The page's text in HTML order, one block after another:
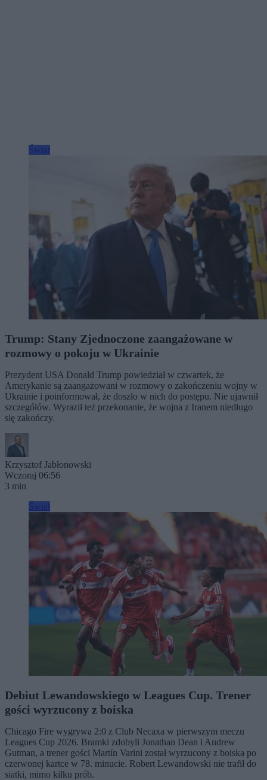
Trump: Stany Zjednoczone zaangażowane w
rozmowy o pokoju w Ukrainie
Prezydent USA Donald Trump powiedział w czwartek, że
Amerykanie są zaangażowani w rozmowy o zakończeniu wojny w
Ukrainie i poinformował, że doszło w nich do postępu. Nie ujawnił
szczegółów. Wyraził też przekonanie, że wojna z Iranem niedługo
się zakończy.
Krzysztof Jabłonowski
Wczoraj 06:56
3 min
Debiut Lewandowskiego w Leagues Cup. Trener
gości wyrzucony z boiska
Chicago Fire wygrywa 2:0 z Club Necaxa w pierwszym meczu
Leagues Cup 2026. Bramki zdobyli Jonathan Dean i Andrew
Gutman, a trener gości Martín Varini został wyrzucony z boiska po
czerwonej kartce w 78. minucie. Robert Lewandowski nie trafił do
siatki, mimo kilku prób.